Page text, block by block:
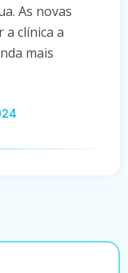
As novas
a clínica a
mais